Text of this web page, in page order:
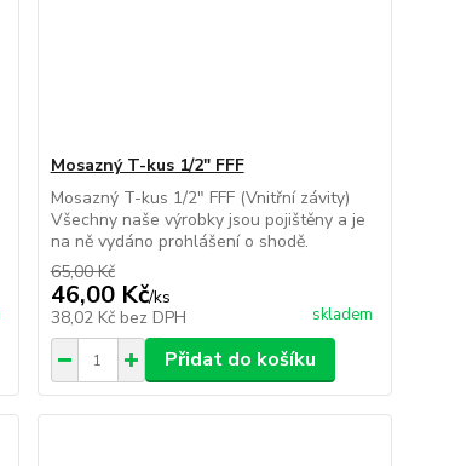
Mosazný T-kus 1/2" FFF
Mosazný T-kus 1/2" FFF (Vnitřní závity)
Všechny naše výrobky jsou pojištěny a je
na ně vydáno prohlášení o shodě.
65,00 Kč
46,00 Kč/ks
38,02 Kč bez DPH skladem
Přidat do košíku